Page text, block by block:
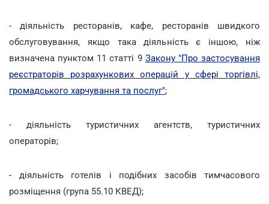
- діяльність ресторанів, кафе, ресторанів швидкого
обслуговування, якщо така діяльність є іншою, ніж
визначена пунктом 11 статті 9 Закону "Про застосування
реєстраторів розрахункових операцій у сфері торгівлі,
громадського харчування та послуг";
- діяльність туристичних агентств, туристичних
операторів;
- діяльність готелів і подібних засобів тимчасового
розміщення (група 55.10 КВЕД);